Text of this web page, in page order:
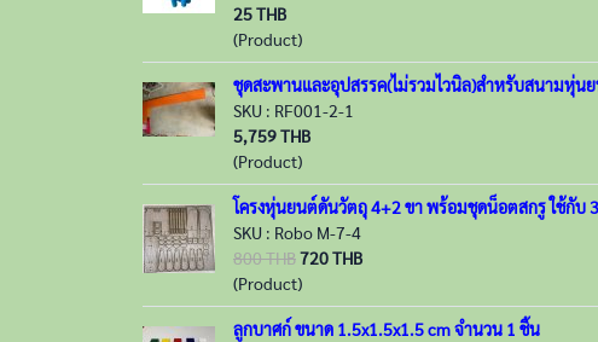
25 THB
(Product)
ชุดสะพานและอุปสรรค(ไม่รวมไวนิล)สำหรับสนามหุ่น
SKU : RF001-2-1
5,759 THB
(Product)
โครงหุ่นยนต์ดันวัตถุ 4+2 ขา พร้อมชุดน็อตสกรู ใช้กับ
SKU : Robo M-7-4
800 THB720 THB
(Product)
ลูกบาศก์ ขนาด 1.5x1.5x1.5 cm จำนวน 1 ชิ้น